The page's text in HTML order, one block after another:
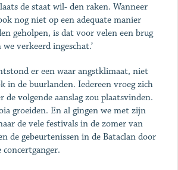
de staat wil- den raken. Wanneer
nog niet op een adequate manier
geholpen, is dat voor velen een brug
verkeerd ingeschat.’
er een waar angstklimaat, niet
in de buurlanden. Iedereen vroeg zich
de volgende aanslag zou plaatsvinden.
groeiden. En al gingen we met zijn
de vele festivals in de zomer van
de gebeurtenissen in de Bataclan door